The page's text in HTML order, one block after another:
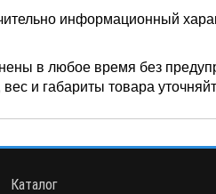
информационный
в любое время без
и габариты товара
Каталог